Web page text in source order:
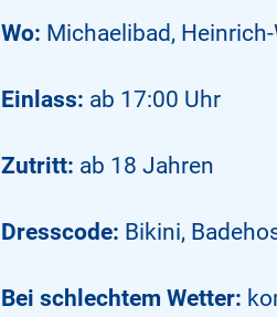
Wo: Michaelibad,
Einlass: ab 17:00 Uhr
Zutritt: ab 18 Jahren
Dresscode: Bikini,
Bei schlechtem Wetter: